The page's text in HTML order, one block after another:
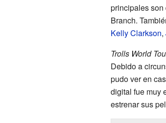
principales son
Branch.
Kelly Clarkson,
Trolls World
Debido a
pudo ver en
digital fue muy
estrenar sus